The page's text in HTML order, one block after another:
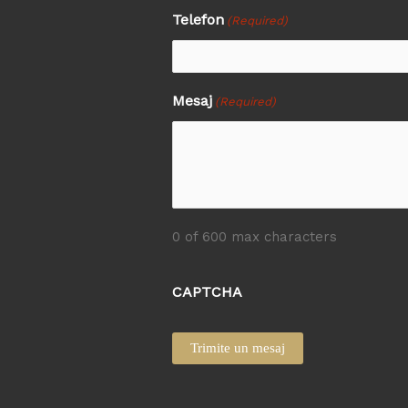
Telefon (Required)
Mesaj (Required)
0 of 600 max characters
CAPTCHA